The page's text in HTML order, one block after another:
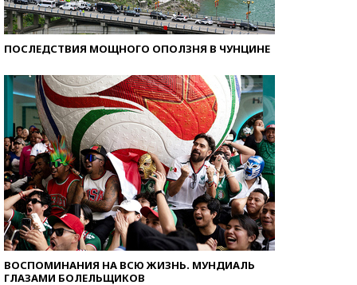
ПОСЛЕДСТВИЯ МОЩНОГО ОПОЛЗНЯ В ЧУНЦИНЕ
ВОСПОМИНАНИЯ НА ВСЮ ЖИЗНЬ. МУНДИАЛЬ
ГЛАЗАМИ БОЛЕЛЬЩИКОВ